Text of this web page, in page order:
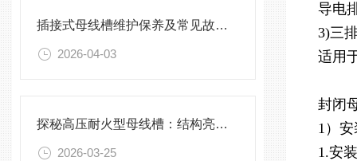
插接式母线槽维护保养及常见故障处理指南
2026-04-03
探秘高压耐火型母线槽：结构亮点与实用效能
2026-03-25
导电
3)三
适用
封闭
1）
1.安